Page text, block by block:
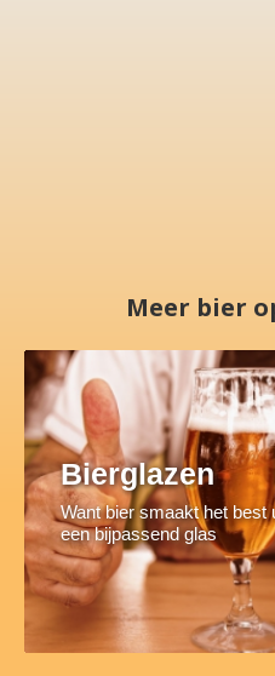
Meer bier
Bierglazen
Want bier smaakt het best
een bijpassend glas